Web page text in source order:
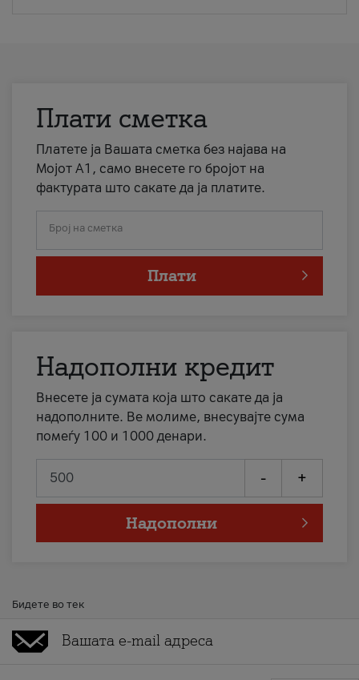
Плати сметка
Платете ја Вашата сметка без најава на
Мојот А1, само внесете го бројот на
фактурата што сакате да ја платите.
Број на сметка
Плати
Надополни кредит
Внесете ја сумата која што сакате да ја
надополните. Ве молиме, внесувајте сума
помеѓу 100 и 1000 денари.
- +
Надополни
Бидете во тек